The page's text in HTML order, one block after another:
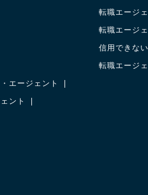
エージェント
ント
転職エージ
転職エージ
信用できな
転職エージ